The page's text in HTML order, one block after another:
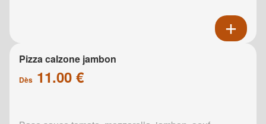
Pizza calzone jambon
Dès 11.00 €